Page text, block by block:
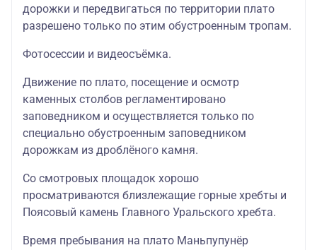
дорожки и передвигаться по территории плато
разрешено только по этим обустроенным тропам.
Фотосессии и видеосъёмка.
Движение по плато, посещение и осмотр
каменных столбов регламентировано
заповедником и осуществляется только по
специально обустроенным заповедником
дорожкам из дроблёного камня.
Со смотровых площадок хорошо
просматриваются близлежащие горные хребты и
Поясовый камень Главного Уральского хребта.
Время пребывания на плато Маньпупунёр